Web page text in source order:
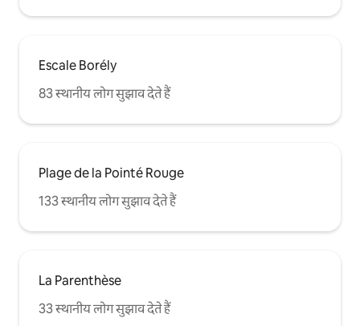
Escale Borély
83 स्थानीय लोग सुझाव देते हैं
Plage de la Pointé Rouge
133 स्थानीय लोग सुझाव देते हैं
La Parenthèse
33 स्थानीय लोग सुझाव देते हैं